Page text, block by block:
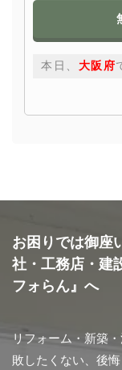
お困りでは御座
社・工務店・建
フォらん』へ
リフォーム・新築
敗したくない、後